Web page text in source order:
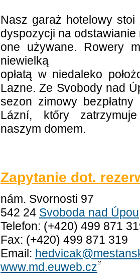
Nasz garaż hotelowy
dyspozycji na
one używane. Rowery
niewielką
opłatą w niedaleko
Lazne. Ze Svobody nad
sezon zimowy
Lázní, ktőry
naszym domem.
Zapytanie dot.
nám. Svornosti 97
542 24 Svoboda nad Úpou
Telefon: (+420) 499 871
Fax: (+420) 499 871 319
Email:
www.md.euweb.cz